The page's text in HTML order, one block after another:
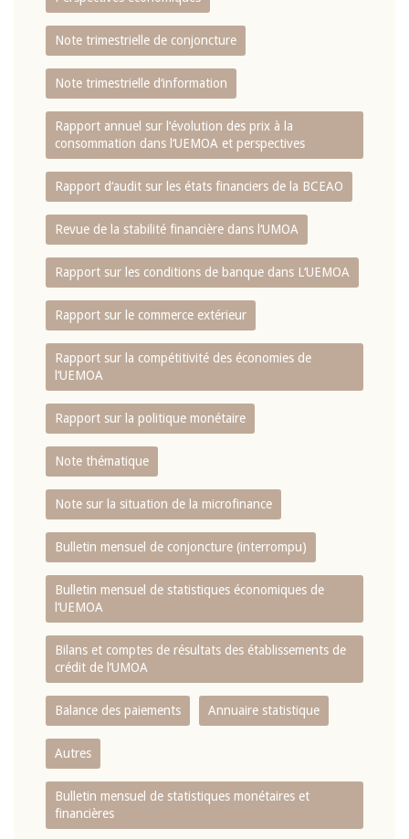
Note trimestrielle de conjoncture
Note trimestrielle d‘information
Rapport annuel sur l‘évolution des prix à la
consommation dans l‘UEMOA et perspectives
Rapport d‘audit sur les états financiers de la BCEAO
Revue de la stabilité financière dans l‘UMOA
Rapport sur les conditions de banque dans L‘UEMOA
Rapport sur le commerce extérieur
Rapport sur la compétitivité des économies de
l‘UEMOA
Rapport sur la politique monétaire
Note thématique
Note sur la situation de la microfinance
Bulletin mensuel de conjoncture (interrompu)
Bulletin mensuel de statistiques économiques de
l‘UEMOA
Bilans et comptes de résultats des établissements de
crédit de l‘UMOA
Balance des paiements Annuaire statistique
Autres
Bulletin mensuel de statistiques monétaires et
financières